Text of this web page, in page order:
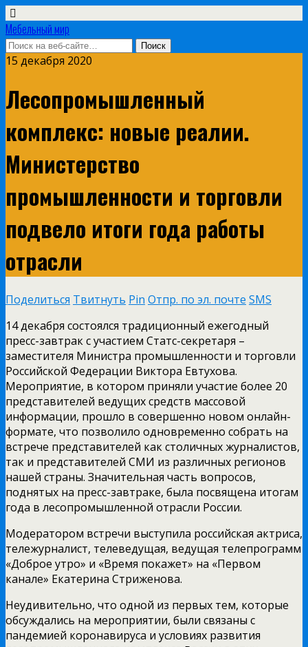
Мебельный мир
15 декабря 2020
Лесопромышленный
комплекс: новые реалии.
Министерство
промышленности и торговли
подвело итоги года работы
отрасли
Поделиться Твитнуть Pin Отпр. по эл. почте SMS
14 декабря состоялся традиционный ежегодный
пресс-завтрак с участием Статс-секретаря –
заместителя Министра промышленности и торговли
Российской Федерации Виктора Евтухова.
Мероприятие, в котором приняли участие более 20
представителей ведущих средств массовой
информации, прошло в совершенно новом онлайн-
формате, что позволило одновременно собрать на
встрече представителей как столичных журналистов,
так и представителей СМИ из различных регионов
нашей страны. Значительная часть вопросов,
поднятых на пресс-завтраке, была посвящена итогам
года в лесопромышленной отрасли России.
Модератором встречи выступила российская актриса,
тележурналист, телеведущая, ведущая телепрограмм
«Доброе утро» и «Время покажет» на «Первом
канале» Екатерина Стриженова.
Неудивительно, что одной из первых тем, которые
обсуждались на мероприятии, были связаны с
пандемией коронавируса и условиях развития